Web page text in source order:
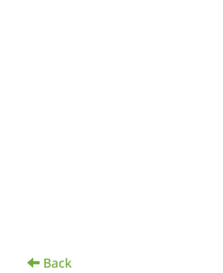
Back